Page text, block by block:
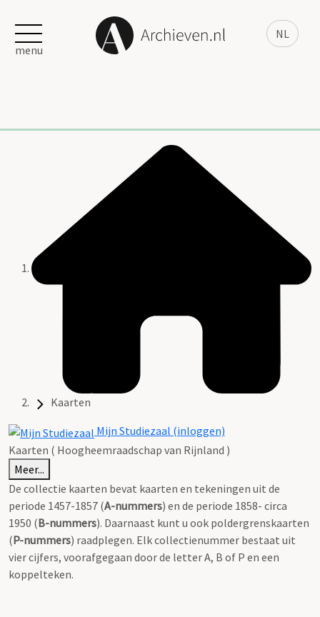
NL
menu
Kaarten
Mijn Studiezaal (inloggen)
Kaarten ( Hoogheemraadschap van Rijnland )
Meer...
De collectie kaarten bevat kaarten en tekeningen uit de
periode 1457-1857 (A-nummers) en de periode 1858- circa
1950 (B-nummers). Daarnaast kunt u ook poldergrenskaarten
(P-nummers) raadplegen. Elk collectienummer bestaat uit
vier cijfers, voorafgegaan door de letter A, B of P en een
koppelteken.